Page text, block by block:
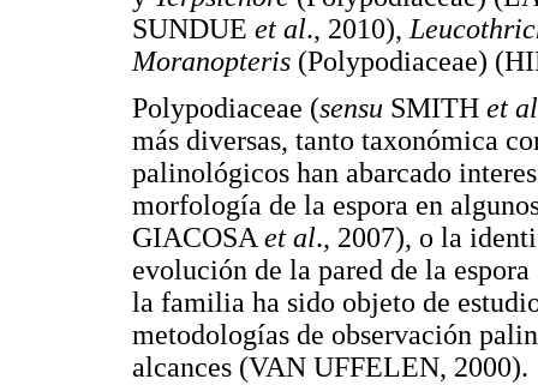
SUNDUE et al., 2010),
Moranopteris (Polypodiaceae)
Polypodiaceae (sensu SMITH et al
más diversas, tanto taxonómica
palinológicos han abarcado
morfología de la espora en
GIACOSAet al., 2007), o la
evolución de la pared de la
la familia ha sido objeto de
metodologías de observación
alcances (VAN UFFELEN, 2000).